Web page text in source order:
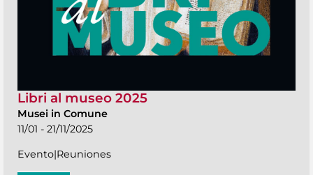
Libri al museo 2025
Musei in Comune
11/01 - 21/11/2025
Evento|Reuniones